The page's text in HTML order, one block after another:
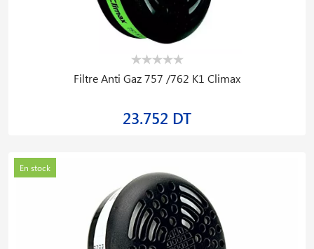
Filtre Anti Gaz 757 /762 K1 Climax
23.752 DT
En stock